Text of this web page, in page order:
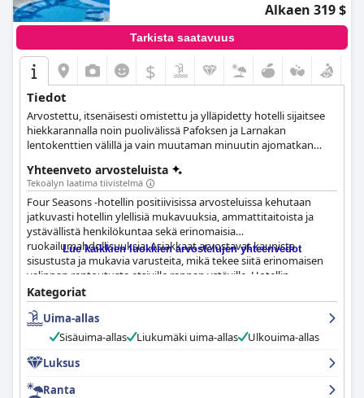
Alkaen 319 $
Tarkista saatavuus
$
Tiedot
Arvostettu, itsenäisesti omistettu ja ylläpidetty hotelli sijaitsee
hiekkarannalla noin puolivälissä Pafoksen ja Larnakan
lentokenttien välillä ja vain muutaman minuutin ajomatkan
Yhteenveto arvosteluista
Tekoälyn laatima tiivistelmä
Four Seasons -hotellin positiivisissa arvosteluissa kehutaan
jatkuvasti hotellin ylellisiä mukavuuksia, ammattitaitoista ja
ystävällistä henkilökuntaa sekä erinomaisia
ruokailumahdollisuuksia. Asiakkaat arvostavat kaunista
sisustusta ja mukavia varusteita, mikä tekee siitä erinomaisen
valinnan rentoutusta etsiville rannan ystäville. Hotellin
huomiota yksityiskohtiin myös ylistetään, ja asiakkaat kutsuvat
sitä parhaaksi hotelliksi koskaan. Kaiken kaikkiaan Four Seasons
-hotelli on poikkeuksellinen valinta kaikille, jotka etsivät todella
hemmottelevaa ja ylellistä lomaelämystä.
Lue kaikkien luokkien arvostelujen yhteenvedot
Kategoriat
Uima-allas
Sisäuima-allas
Liukumäki uima-allas
Ulkouima-allas
Luksus
Ranta